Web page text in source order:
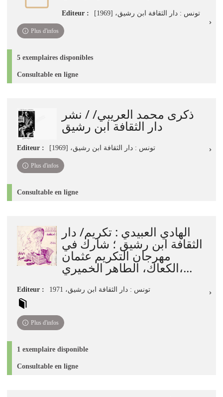
Editeur : تونس : دار الثقافة ابن رشيق، [1969]
Plus d'infos
5 exemplaires disponibles
Consultable en ligne
ذكرى محمد العريبي/ / نشر
دار الثقافة ابن رشيق
Editeur : تونس : دار الثقافة ابن رشيق، [1969]
Plus d'infos
Consultable en ligne
الهادي العبيدي : تكريم/ دار
الثقافة ابن رشيق ؛ شارك في
مهرجان التكريم عثمان
الكعاك، الطاهر الخميري،...
Editeur : تونس : دار الثقافة ابن رشيق، 1971
Plus d'infos
1 exemplaire disponible
Consultable en ligne